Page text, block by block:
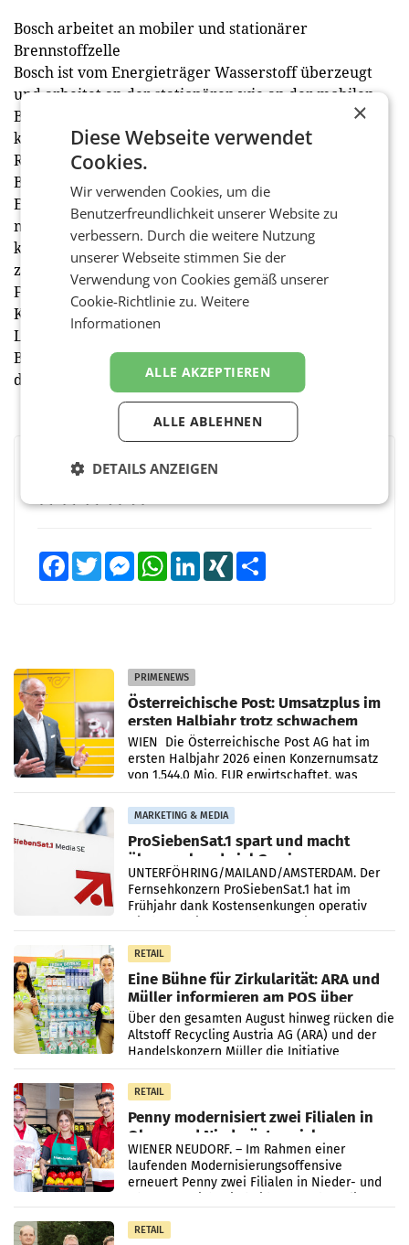
Bosch arbeitet an mobiler und stationärer
Brennstoffzelle
Bosch ist vom Energieträger Wasserstoff überzeugt
und arbeitet an der stationären wie an der mobilen
Brennstoffzelle. Erstere soll unter anderem in Form
kleiner dezentraler Kraftwerke in Städten,
Rechenzentren, Handel, Gewerbe, im maritimen
Bereich und beim Betreiben von Ladesäulen für
Elektrofahrzeuge zum Einsatz kommen. Mit der
mobilen Brennstoffzelle will Bosch den
klimaneutralen Transport von Waren und Gütern
zunächst in LKW ermöglichen. Das Portfolio für
Fahrzeuge reicht dabei von einzelnen Sensoren über
Kernkomponenten wie dem elektrischen
Luftverdichter und dem Stack bis zum kompletten
Brennstoffzellen-Modul. Der Serienstart soll noch in
diesem Jahr erfolgen. (red)
BEWERTEN SIE DIESEN ARTIKEL
FacebookTwitter MessengerWhatsAppLinkedInXING
PRIMENEWS
Österreichische Post: Umsatzplus im
ersten Halbjahr trotz schwachem
Briefgeschäft
WIEN Die Österreichische Post AG hat im
ersten Halbjahr 2026 einen Konzernumsatz
von 1.544,0 Mio. EUR erwirtschaftet, was
einem Plus von 3,8 Prozent gegenüber dem
Vergleichszeitraum
MARKETING & MEDIA
ProSiebenSat.1 spart und macht
überraschend viel Gewinn
UNTERFÖHRING/MAILAND/AMSTERDAM. Der
Fernsehkonzern ProSiebenSat.1 hat im
Frühjahr dank Kostensenkungen operativ
RETAIL
Eine Bühne für Zirkularität: ARA und
Müller informieren am POS über
Kreislauffähigkeit
Über den gesamten August hinweg rücken die
Altstoff Recycling Austria AG (ARA) und der
Handelskonzern Müller die Initiative
„Kreislauf-Helden“ in allen österreichischen
Müller-Filialen
RETAIL
Penny modernisiert zwei Filialen in
Ober- und Niederösterreich
WIENER NEUDORF. – Im Rahmen einer
laufenden Modernisierungsoffensive
erneuert Penny zwei Filialen in Nieder- und
RETAIL
×
Diese Webseite verwendet
Cookies.
Wir verwenden Cookies, um die
Benutzerfreundlichkeit unserer Website zu
verbessern. Durch die weitere Nutzung
unserer Webseite stimmen Sie der
Verwendung von Cookies gemäß unserer
Cookie-Richtlinie zu.Weitere
Informationen
ALLE AKZEPTIEREN
ALLE ABLEHNEN
DETAILS ANZEIGEN